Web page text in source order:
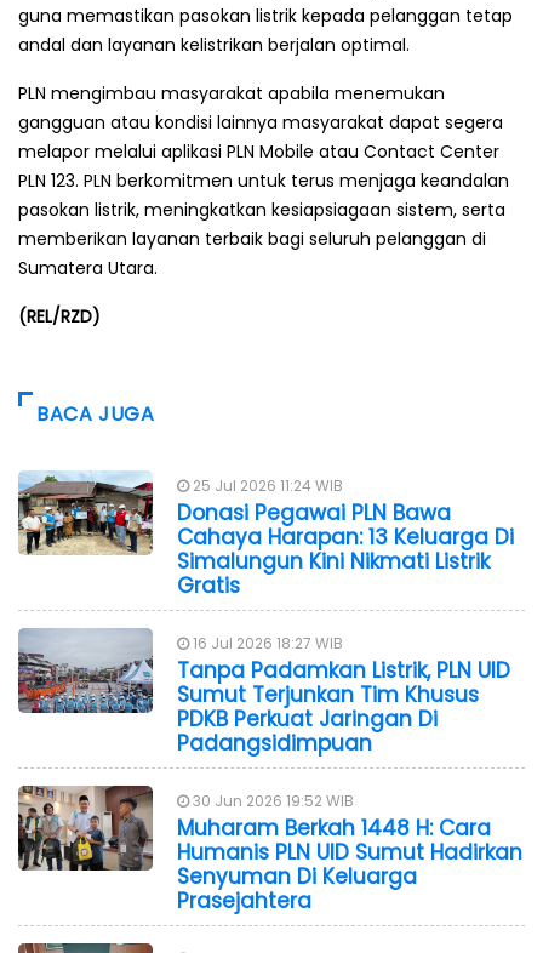
guna memastikan pasokan listrik kepada pelanggan tetap
andal dan layanan kelistrikan berjalan optimal.
PLN mengimbau masyarakat apabila menemukan
gangguan atau kondisi lainnya masyarakat dapat segera
melapor melalui aplikasi PLN Mobile atau Contact Center
PLN 123. PLN berkomitmen untuk terus menjaga keandalan
pasokan listrik, meningkatkan kesiapsiagaan sistem, serta
memberikan layanan terbaik bagi seluruh pelanggan di
Sumatera Utara.
(REL/RZD)
BACA JUGA
25 Jul 2026 11:24 WIB
Donasi Pegawai PLN Bawa
Cahaya Harapan: 13 Keluarga Di
Simalungun Kini Nikmati Listrik
Gratis
16 Jul 2026 18:27 WIB
Tanpa Padamkan Listrik, PLN UID
Sumut Terjunkan Tim Khusus
PDKB Perkuat Jaringan Di
Padangsidimpuan
30 Jun 2026 19:52 WIB
Muharam Berkah 1448 H: Cara
Humanis PLN UID Sumut Hadirkan
Senyuman Di Keluarga
Prasejahtera